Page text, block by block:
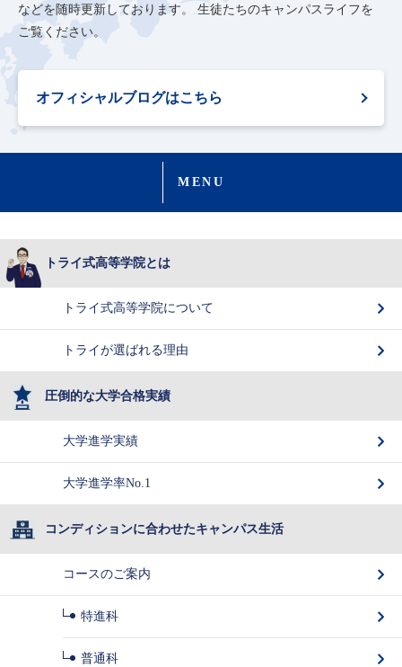
などを随時更新しております。
生徒たちのキャンパスライフを
ご覧ください。
オフィシャルブログはこちら
MENU
トライ式高等学院とは
トライ式高等学院について
トライが選ばれる理由
圧倒的な大学合格実績
大学進学実績
大学進学率No.1
コンディションに合わせたキャンパス生活
コースのご案内
特進科
普通科